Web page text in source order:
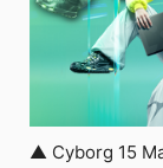
▲ Cyborg 15